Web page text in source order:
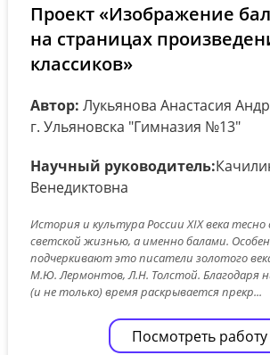
Проект «Изображение
на страницах
классиков»
Автор: Лукьянова Анастасия
г. Ульяновска "Гимназия №13"
Научный руководитель:
Венедиктовна
История и культура России XIX века тесно
светской жизнью, а именно балами.
подчеркивают это писатели золотого
М.Ю. Лермонтов, Л.Н. Толстой. Благодаря
(и не только) время раскрывается прекр...
Посмотреть работу